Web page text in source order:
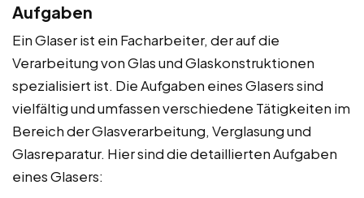
Aufgaben
Ein Glaser ist ein Facharbeiter, der auf die
Verarbeitung von Glas und Glaskonstruktionen
spezialisiert ist. Die Aufgaben eines Glasers sind
vielfältig und umfassen verschiedene Tätigkeiten im
Bereich der Glasverarbeitung, Verglasung und
Glasreparatur. Hier sind die detaillierten Aufgaben
eines Glasers: